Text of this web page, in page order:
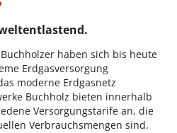
haben sich bis heute
Erdgasversorgung
moderne Erdgasnetz
Buchholz bieten innerhalb
Versorgungstarife an, die
Verbrauchsmengen sind.